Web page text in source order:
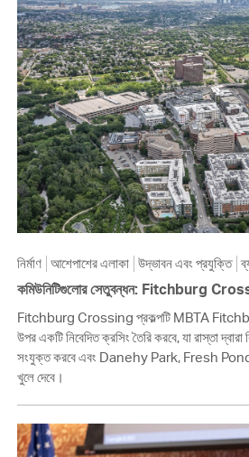
নির্মাণ আশেপাশের এলাকা উদ্ভাবন এবং প্রযুক্তি
কমিউনিটিগুলোর সেতুবন্ধন: Fitchburg
Fitchburg Crossing প্রকল্পটি MBTA
উপর একটি নিবেদিত ক্রসিং তৈরি করবে, যা রাস্তা
সংযুক্ত করবে এবং Danehy Park, Fresh Pond
খুলে দেবে।